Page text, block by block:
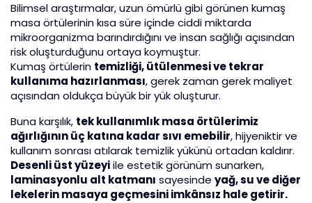
Bilimsel araştırmalar, uzun ömürlü gibi görünen kumaş
masa örtülerinin kısa süre içinde ciddi miktarda
mikroorganizma barındırdığını ve insan sağlığı açısından
risk oluşturduğunu ortaya koymuştur.
Kumaş örtülerin temizliği, ütülenmesi ve tekrar
kullanıma hazırlanması, gerek zaman gerek maliyet
açısından oldukça büyük bir yük oluşturur.
Buna karşılık, tek kullanımlık masa örtülerimiz
ağırlığının üç katına kadar sıvı emebilir, hijyeniktir ve
kullanım sonrası atılarak temizlik yükünü ortadan kaldırır.
Desenli üst yüzeyiile estetik görünüm sunarken,
laminasyonlu alt katmanı sayesinde yağ, su ve diğer
lekelerin masaya geçmesini imkânsız hale getirir.